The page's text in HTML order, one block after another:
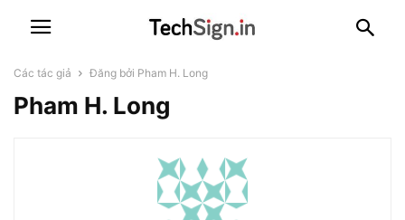
Các tác giả Đăng bởi Pham H. Long
Pham H. Long